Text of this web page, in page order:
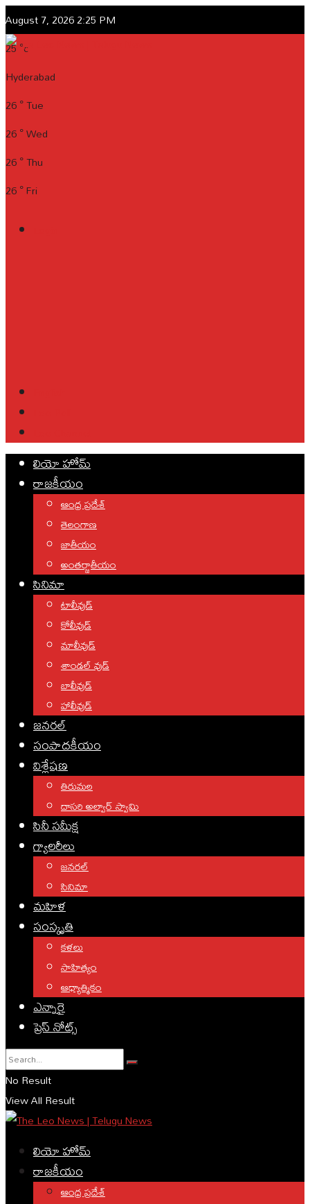
August 7, 2026 2:25 PM
25°c
Hyderabad
26°Tue
26°Wed
26°Thu
26°Fri
లియో హోమ్
రాజకీయం
ఆంధ్ర ప్రదేశ్
తెలంగాణ
జాతీయం
అంతర్జాతీయం
సినిమా
టాలీవుడ్
కోలీవుడ్
మాలీవుడ్
శాండల్ వుడ్
బాలీవుడ్
హాలీవుడ్
జనరల్
సంపాదకీయం
విశ్లేషణ
తిరుమల
దాసరి అల్వార్ స్వామి
సినీ సమీక్ష
గ్యాలరీలు
జనరల్
సినిమా
మహిళ
సంస్కృతి
కళలు
సాహిత్యం
ఆధ్యాత్మికం
ఎన్నారై
ప్రెస్ నోట్స్
No Result
View All Result
లియో హోమ్
రాజకీయం
ఆంధ్ర ప్రదేశ్